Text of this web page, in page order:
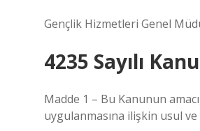
Gençlik Hizmetleri Genel
4235 Sayılı
Madde 1 – Bu Kanunun
uygulanmasına ilişkin usul